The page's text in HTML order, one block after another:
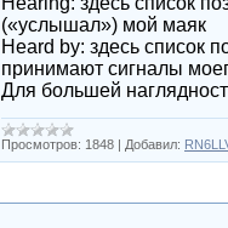
(«услышал») мой маяк
Heard by: здесь список
принимают сигналы
Для большей
Просмотров: 1848 | Добавил: